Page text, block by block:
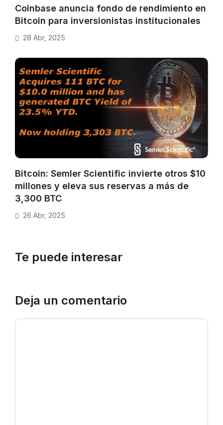
Coinbase anuncia fondo de rendimiento en
Bitcoin para inversionistas institucionales
28 Abr, 2025
Bitcoin: Semler Scientific invierte otros $10
millones y eleva sus reservas a más de
3,300 BTC
26 Abr, 2025
Te puede interesar
Deja un comentario
Comentario